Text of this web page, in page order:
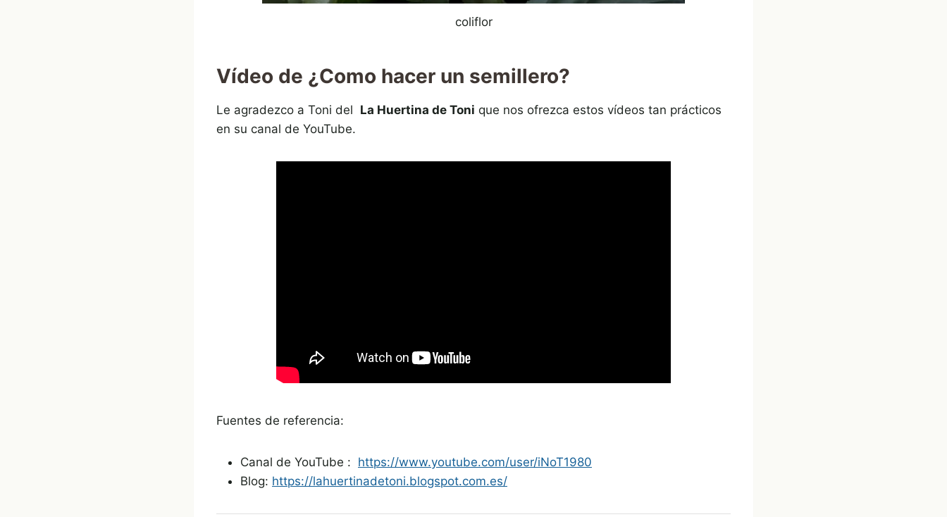
coliflor
Vídeo de ¿Como hacer un semillero?
Le agradezco a Toni del La Huertina de Toni que nos ofrezca estos vídeos tan prácticos
en su canal de YouTube.
Fuentes de referencia:
Canal de YouTube : https://www.youtube.com/user/iNoT1980
Blog: https://lahuertinadetoni.blogspot.com.es/